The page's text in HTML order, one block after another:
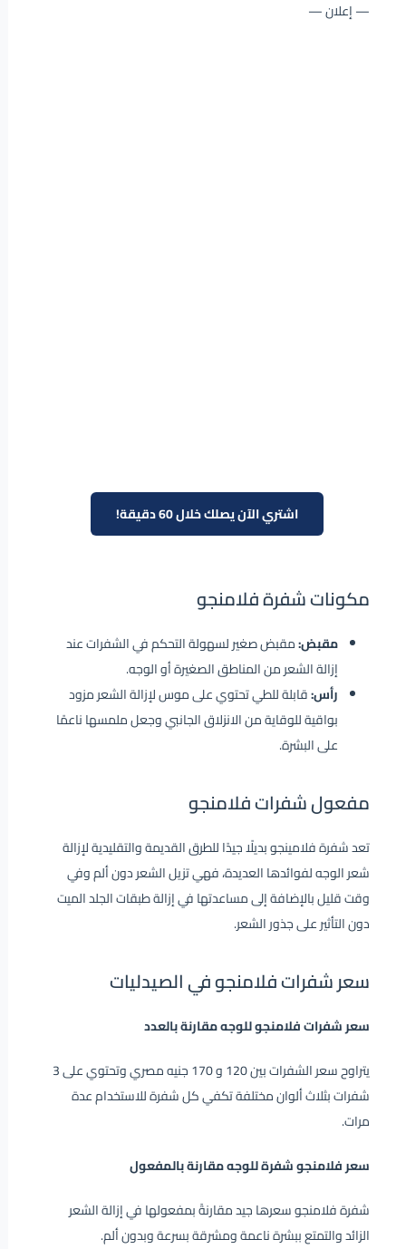
— إعلان —
اشتري الآن يصلك خلال 60 دقيقة!
مكونات شفرة فلامنجو
مقبض:مقبض صغير لسهولة التحكم في الشفرات عند
إزالة الشعر من المناطق الصغيرة أو الوجه.
رأس:قابلة للطي تحتوي على موس لإزالة الشعر مزود
بواقية للوقاية من الانزلاق الجانبي وجعل ملمسها ناعمًا
على البشرة.
مفعول شفرات فلامنجو
تعد شفرة فلامينجو بديلًا جيدًا للطرق القديمة والتقليدية لإزالة
شعر الوجه لفوائدها العديدة، فهي تزيل الشعر دون ألم وفي
وقت قليل بالإضافة إلى مساعدتها في إزالة طبقات الجلد الميت
دون التأثير على جذور الشعر.
سعر شفرات فلامنجو في الصيدليات
سعر شفرات فلامنجو للوجه مقارنة بالعدد
يتراوح سعر الشفرات بين 120 و 170 جنيه مصري وتحتوي على 3
شفرات بثلاث ألوان مختلفة تكفي كل شفرة للاستخدام عدة
مرات.
سعر فلامنجو شفرة للوجه مقارنة بالمفعول
شفرة فلامنجو سعرها جيد مقارنةً بمفعولها في إزالة الشعر
الزائد والتمتع ببشرة ناعمة ومشرقة بسرعة وبدون ألم.